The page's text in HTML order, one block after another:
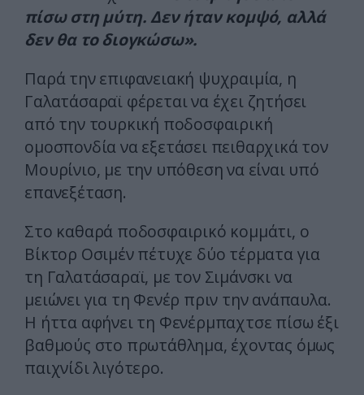
πίσω στη μύτη. Δεν ήταν κομψό, αλλά
δεν θα το διογκώσω».
Παρά την επιφανειακή ψυχραιμία, η
Γαλατάσαραϊ φέρεται να έχει ζητήσει
από την τουρκική ποδοσφαιρική
ομοσπονδία να εξετάσει πειθαρχικά τον
Μουρίνιο, με την υπόθεση να είναι υπό
επανεξέταση.
Στο καθαρά ποδοσφαιρικό κομμάτι, ο
Βίκτορ Οσιμέν πέτυχε δύο τέρματα για
τη Γαλατάσαραϊ, με τον Σιμάνσκι να
μειώνει για τη Φενέρ πριν την ανάπαυλα.
Η ήττα αφήνει τη Φενέρμπαχτσε πίσω έξι
βαθμούς στο πρωτάθλημα, έχοντας όμως
παιχνίδι λιγότερο.